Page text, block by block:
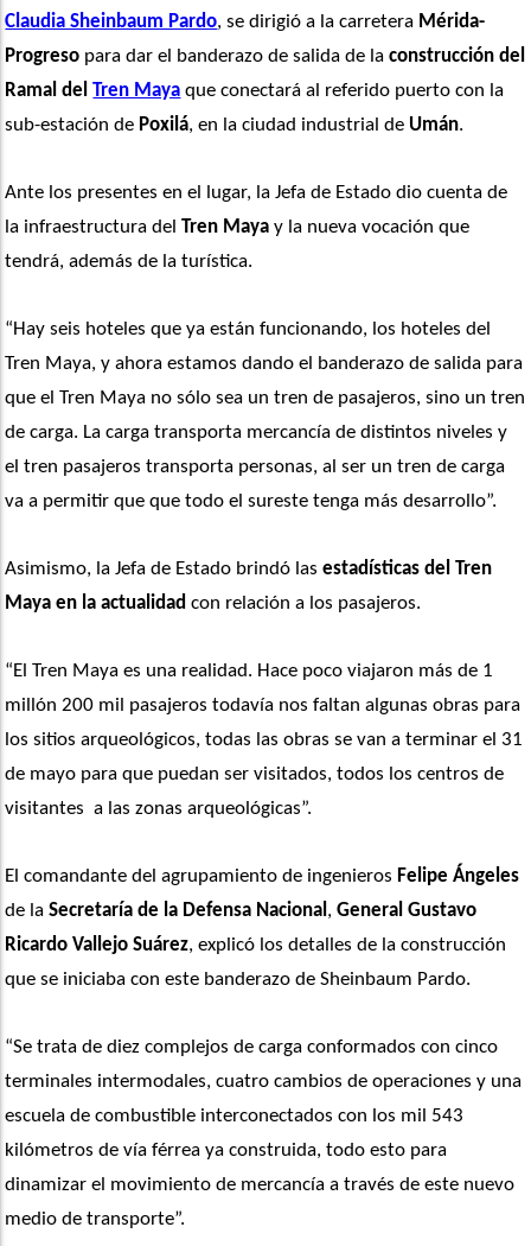
Claudia Sheinbaum Pardo, se dirigió a la carretera Mérida-
Progreso para dar el banderazo de salida de la construcción del
Ramal del Tren Maya que conectará al referido puerto con la
sub-estación de Poxilá, en la ciudad industrial de Umán.
Ante los presentes en el lugar, la Jefa de Estado dio cuenta de
la infraestructura del Tren Maya y la nueva vocación que
tendrá, además de la turística.
“Hay seis hoteles que ya están funcionando, los hoteles del
Tren Maya, y ahora estamos dando el banderazo de salida para
que el Tren Maya no sólo sea un tren de pasajeros, sino un tren
de carga. La carga transporta mercancía de distintos niveles y
el tren pasajeros transporta personas, al ser un tren de carga
va a permitir que que todo el sureste tenga más desarrollo”.
Asimismo, la Jefa de Estado brindó las estadísticas del Tren
Maya en la actualidad con relación a los pasajeros.
“El Tren Maya es una realidad. Hace poco viajaron más de 1
millón 200 mil pasajeros todavía nos faltan algunas obras para
los sitios arqueológicos, todas las obras se van a terminar el 31
de mayo para que puedan ser visitados, todos los centros de
visitantes  a las zonas arqueológicas”.
El comandante del agrupamiento de ingenieros Felipe Ángeles
de la Secretaría de la Defensa Nacional, General Gustavo
Ricardo Vallejo Suárez, explicó los detalles de la construcción
que se iniciaba con este banderazo de Sheinbaum Pardo.
“Se trata de diez complejos de carga conformados con cinco
terminales intermodales, cuatro cambios de operaciones y una
escuela de combustible interconectados con los mil 543
kilómetros de vía férrea ya construida, todo esto para
dinamizar el movimiento de mercancía a través de este nuevo
medio de transporte”.